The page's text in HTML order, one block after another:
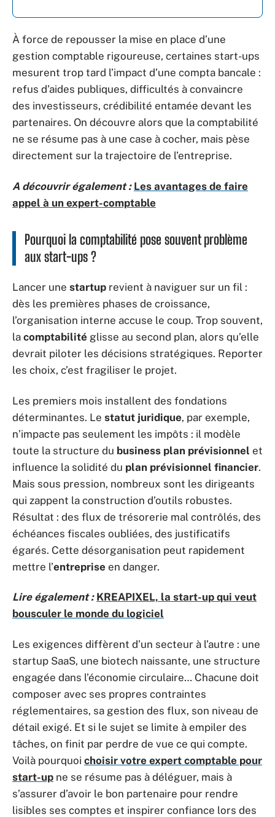
À force de repousser la mise en place d’une
gestion comptable rigoureuse, certaines start-ups
mesurent trop tard l’impact d’une compta bancale :
refus d’aides publiques, difficultés à convaincre
des investisseurs, crédibilité entamée devant les
partenaires. On découvre alors que la comptabilité
ne se résume pas à une case à cocher, mais pèse
directement sur la trajectoire de l’entreprise.
A découvrir également : Les avantages de faire
appel à un expert-comptable
Pourquoi la comptabilité pose souvent problème
aux start-ups ?
Lancer une startup revient à naviguer sur un fil :
dès les premières phases de croissance,
l’organisation interne accuse le coup. Trop souvent,
la comptabilité glisse au second plan, alors qu’elle
devrait piloter les décisions stratégiques. Reporter
les choix, c’est fragiliser le projet.
Les premiers mois installent des fondations
déterminantes. Le statut juridique, par exemple,
n’impacte pas seulement les impôts : il modèle
toute la structure du business plan prévisionnel et
influence la solidité du plan prévisionnel financier.
Mais sous pression, nombreux sont les dirigeants
qui zappent la construction d’outils robustes.
Résultat : des flux de trésorerie mal contrôlés, des
échéances fiscales oubliées, des justificatifs
égarés. Cette désorganisation peut rapidement
mettre l’entreprise en danger.
Lire également : KREAPIXEL, la start-up qui veut
bousculer le monde du logiciel
Les exigences diffèrent d’un secteur à l’autre : une
startup SaaS, une biotech naissante, une structure
engagée dans l’économie circulaire… Chacune doit
composer avec ses propres contraintes
réglementaires, sa gestion des flux, son niveau de
détail exigé. Et si le sujet se limite à empiler des
tâches, on finit par perdre de vue ce qui compte.
Voilà pourquoi choisir votre expert comptable pour
start-up ne se résume pas à déléguer, mais à
s’assurer d’avoir le bon partenaire pour rendre
lisibles ses comptes et inspirer confiance lors des